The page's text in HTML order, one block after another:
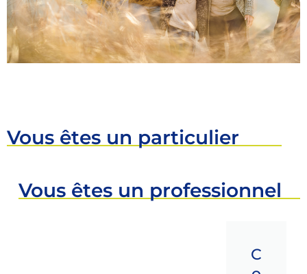
Vous êtes un particulier
Vous êtes un professionnel
C